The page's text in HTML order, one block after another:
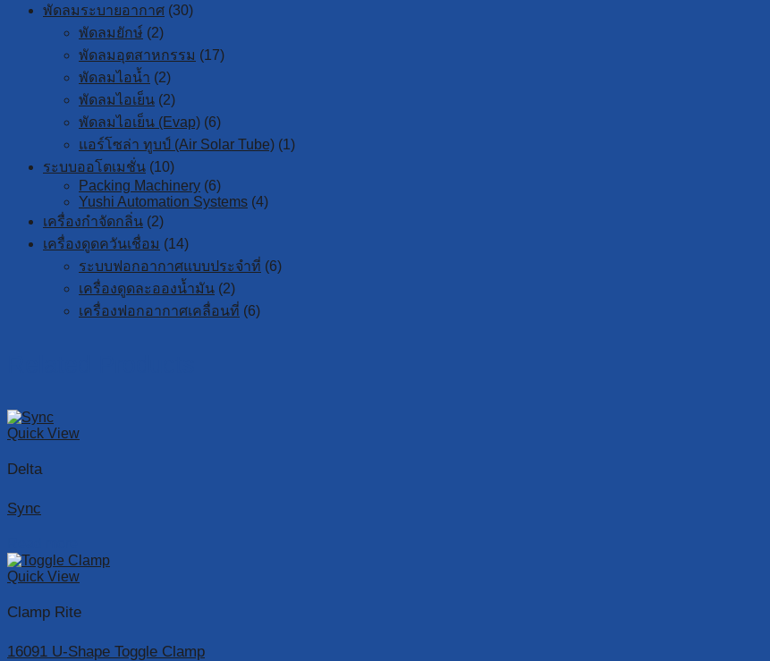
พัดลมระบายอากาศ (30)
พัดลมยักษ์ (2)
พัดลมอุตสาหกรรม (17)
พัดลมไอน้ำ (2)
พัดลมไอเย็น (2)
พัดลมไอเย็น (Evap) (6)
แอร์โซล่า ทูบป์ (Air Solar Tube) (1)
ระบบออโตเมชั่น (10)
Packing Machinery (6)
Yushi Automation Systems (4)
เครื่องกำจัดกลิ่น (2)
เครื่องดูดควันเชื่อม (14)
ระบบฟอกอากาศแบบประจำที่ (6)
เครื่องดูดละอองน้ำมัน (2)
เครื่องฟอกอากาศเคลื่อนที่ (6)
Quick View
Delta
Sync
Quick View
Clamp Rite
16091 U-Shape Toggle Clamp